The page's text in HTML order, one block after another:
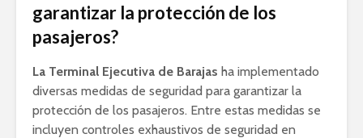
garantizar la protección de los
pasajeros?
La Terminal Ejecutiva de Barajas ha implementado
diversas medidas de seguridad para garantizar la
protección de los pasajeros. Entre estas medidas se
incluyen controles exhaustivos de seguridad en